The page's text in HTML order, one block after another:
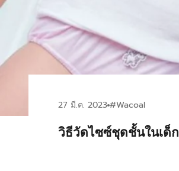
27 มี.ค. 2023#Wacoal
วิธีวัดไซซ์ชุดชั้นในเด็ก